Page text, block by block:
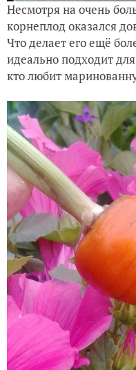
Несмотря на очень
корнеплод оказался
Что делает его ещё
идеально подходит
кто любит